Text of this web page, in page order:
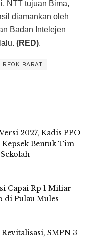
NTT tujuan Bima,
diamankan oleh
Badan Intelejen
(RED).
REOK BARAT
2027, Kadis PPO
Bentuk Tim
Capai Rp 1 Miliar
di Pulau Mules
SMPN 3